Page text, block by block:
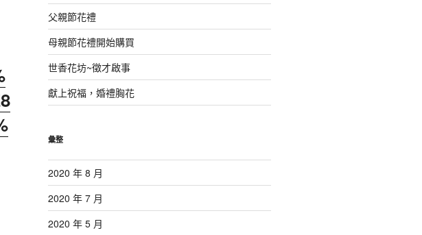
父親節花禮
母親節花禮開始購買
世香花坊~徵才啟事
獻上祝福，婚禮胸花
彙整
2020 年 8 月
2020 年 7 月
2020 年 5 月